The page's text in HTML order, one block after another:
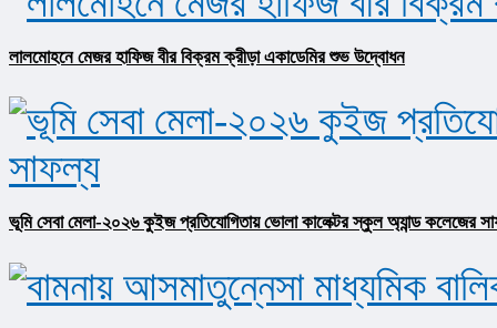
লালমোহনে মেজর হাফিজ বীর বিক্রম ক্রীড়া একাডেমির শুভ উদ্বোধন
ভূমি সেবা মেলা-২০২৬ কুইজ প্রতিযোগিতায় ভোলা কালেক্টর স্কুল অ্যান্ড কলেজের